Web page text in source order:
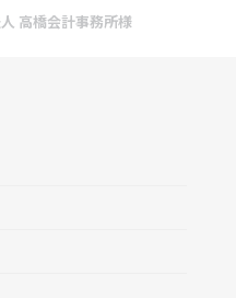
高橋会計事務所様